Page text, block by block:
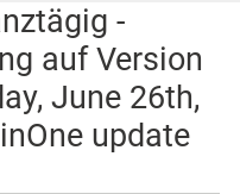
-
auf Version
June 26th,
update